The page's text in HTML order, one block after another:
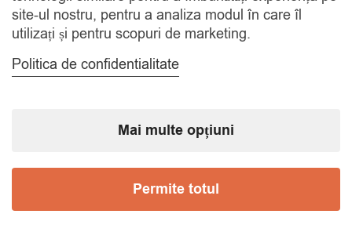
COMANDA TELEFONIC
Tel. 0770420114
site-ul nostru, pentru a analiza modul în care îl
utilizați și pentru scopuri de marketing.
Politica de confidentialitate
Mai multe opțiuni
Permite totul